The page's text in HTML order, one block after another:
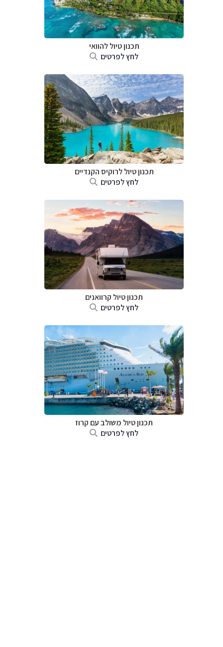
תכנון טיול להוואי
לחץ לפרטים
תכנון טיול לרוקיס הקנדיים
לחץ לפרטים
תכנון טיול קרוואנים
לחץ לפרטים
תכנון טיול משולב עם קרוז
לחץ לפרטים